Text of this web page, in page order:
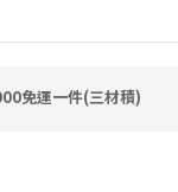
免運一件(三材積)